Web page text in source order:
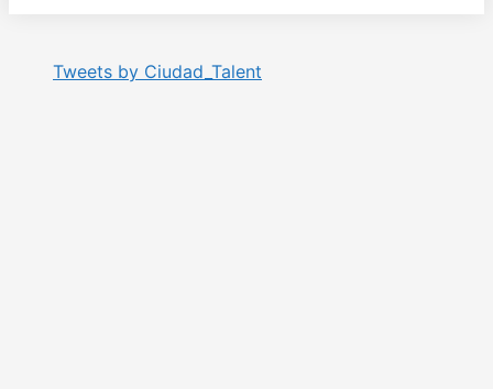
Tweets by Ciudad_Talent